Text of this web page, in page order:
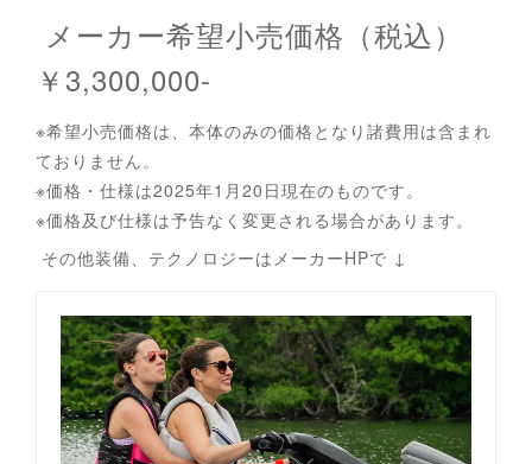
メーカー希望小売価格（税込）
￥3,300,000-
※希望小売価格は、本体のみの価格となり諸費用は含まれ
ておりません。
※価格・仕様は2025年1月20日現在のものです。
※価格及び仕様は予告なく変更される場合があります。
その他装備、テクノロジーはメーカーHPで ↓